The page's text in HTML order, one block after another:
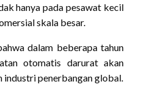
hanya pada pesawat kecil
skala besar.
dalam beberapa tahun
otomatis darurat akan
industri penerbangan global.